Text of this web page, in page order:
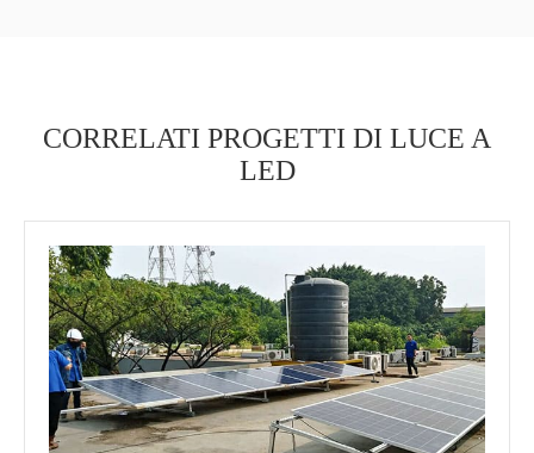
CORRELATI PROGETTI DI LUCE A
LED